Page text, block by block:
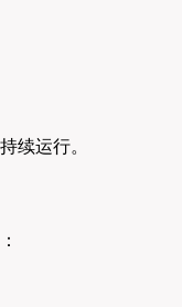
续运行。